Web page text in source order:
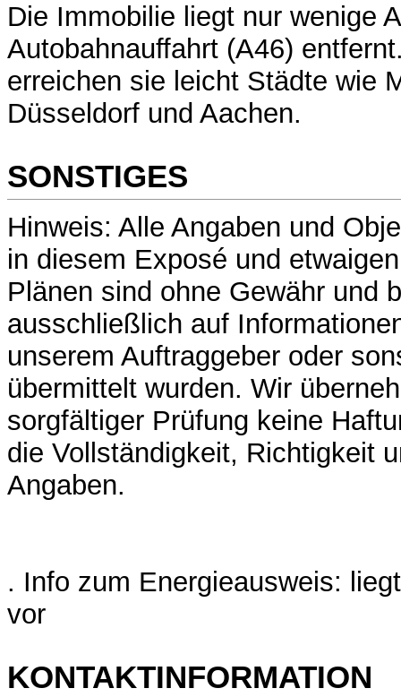
Die Immobilie liegt nur wenige
Autobahnauffahrt (A46)
erreichen sie leicht Städte wie
Düsseldorf und Aachen.
SONSTIGES
Hinweis: Alle Angaben und
in diesem Exposé und
Plänen sind ohne Gewähr und
ausschließlich auf
unserem Auftraggeber oder
übermittelt wurden. Wir
sorgfältiger Prüfung keine
die Vollständigkeit, Richtigkeit
Angaben.
. Info zum Energieausweis:
vor
KONTAKTINFORMATION